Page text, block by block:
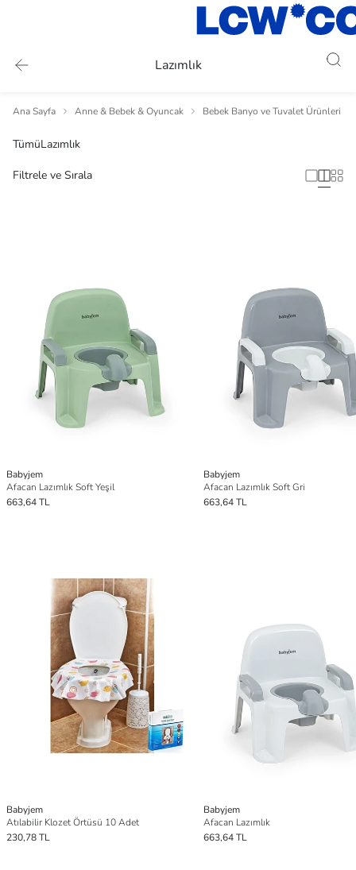
Lazımlık
Ana Sayfa Anne & Bebek & Oyuncak Bebek Banyo ve Tuvalet Ürünleri
TümüLazımlık
Filtrele ve Sırala
Babyjem
Afacan Lazımlık Soft Yeşil
663,64 TL
Babyjem
Afacan Lazımlık Soft Gri
663,64 TL
Babyjem
Atılabilir Klozet Örtüsü 10 Adet
230,78 TL
Babyjem
Afacan Lazımlık
663,64 TL